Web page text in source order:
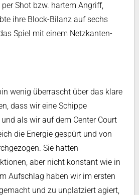
Shot bzw. hartem Angriff,
ihre Block-Bilanz auf sechs
Spiel mit einem Netzkanten-
wenig überrascht über das klare
dass wir eine Schippe
als wir auf dem Center Court
die Energie gespürt und von
Sie hatten
aber nicht konstant wie in
Aufschlag haben wir im ersten
und zu unplatziert agiert,